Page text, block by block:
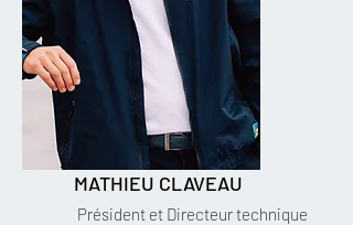
MATHIEU CLAVEAU
Président et Directeur technique